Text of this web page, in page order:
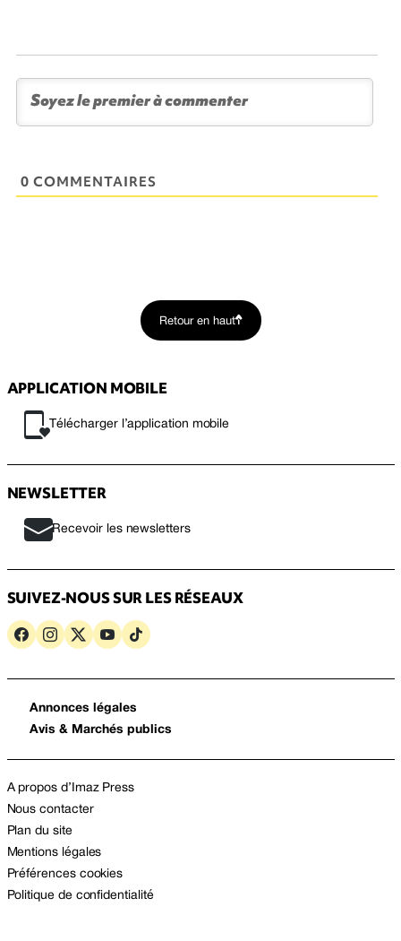
0 COMMENTAIRES
Retour en haut
APPLICATION MOBILE
Télécharger l’application mobile
NEWSLETTER
Recevoir les newsletters
SUIVEZ-NOUS SUR LES RÉSEAUX
Annonces légales
Avis & Marchés publics
A propos d’Imaz Press
Nous contacter
Plan du site
Mentions légales
Préférences cookies
Politique de confidentialité